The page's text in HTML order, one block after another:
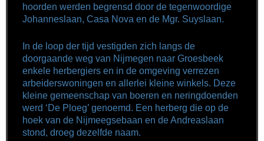
hoorden werden begrensd door de tegenwoordige
Johanneslaan, Casa Nova en de Mgr. Suyslaan.
In de loop der tijd vestigden zich langs de
doorgaande weg van Nijmegen naar Groesbeek
enkele herbergiers en in de omgeving verrezen
arbeiderswoningen en allerlei kleine winkels. Deze
kleine gemeenschap van boeren en neringdoenden
werd ‘De Ploeg’ genoemd. Een herberg die op de
hoek van de Nijmeegsebaan en de Andreaslaan
stond, droeg dezelfde naam.